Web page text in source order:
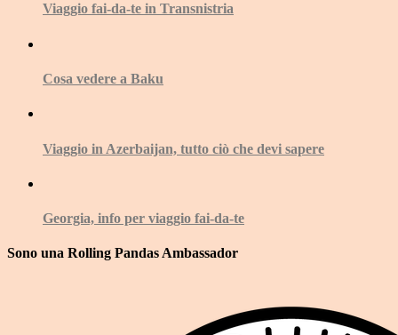
Viaggio fai-da-te in Transnistria
Cosa vedere a Baku
Viaggio in Azerbaijan, tutto ciò che devi sapere
Georgia, info per viaggio fai-da-te
Sono una Rolling Pandas Ambassador